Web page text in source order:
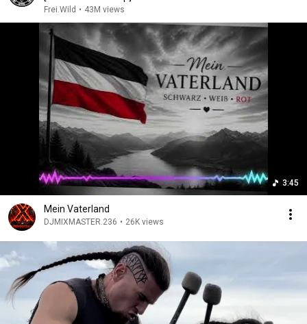
Frei.Wild • 43M views
3:45
Mein Vaterland
DJMIXMASTER.236 • 26K views